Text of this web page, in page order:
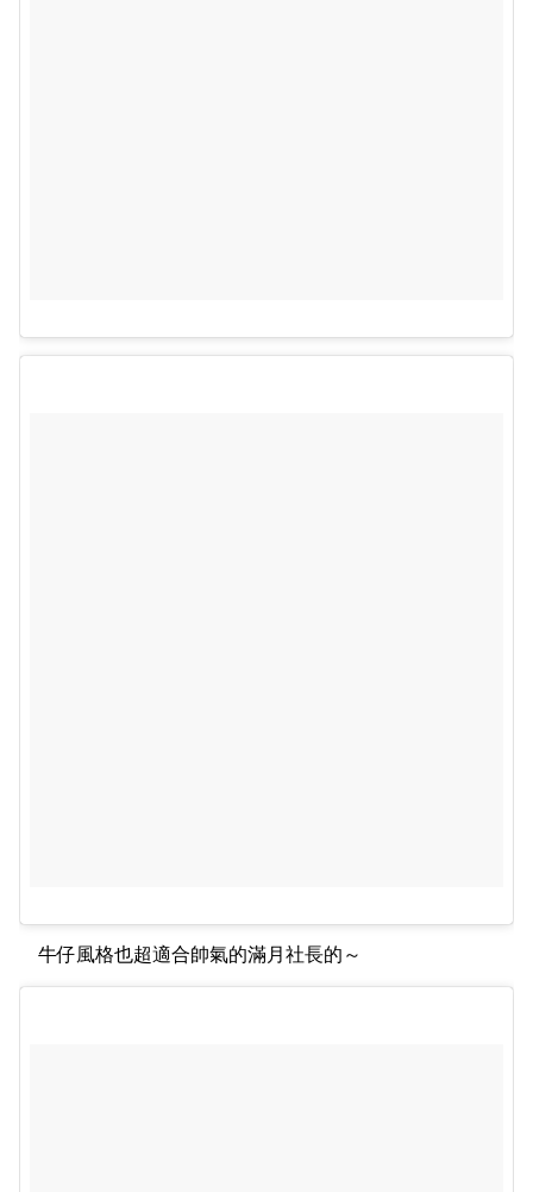
牛仔風格也超適合帥氣的滿月社長的～